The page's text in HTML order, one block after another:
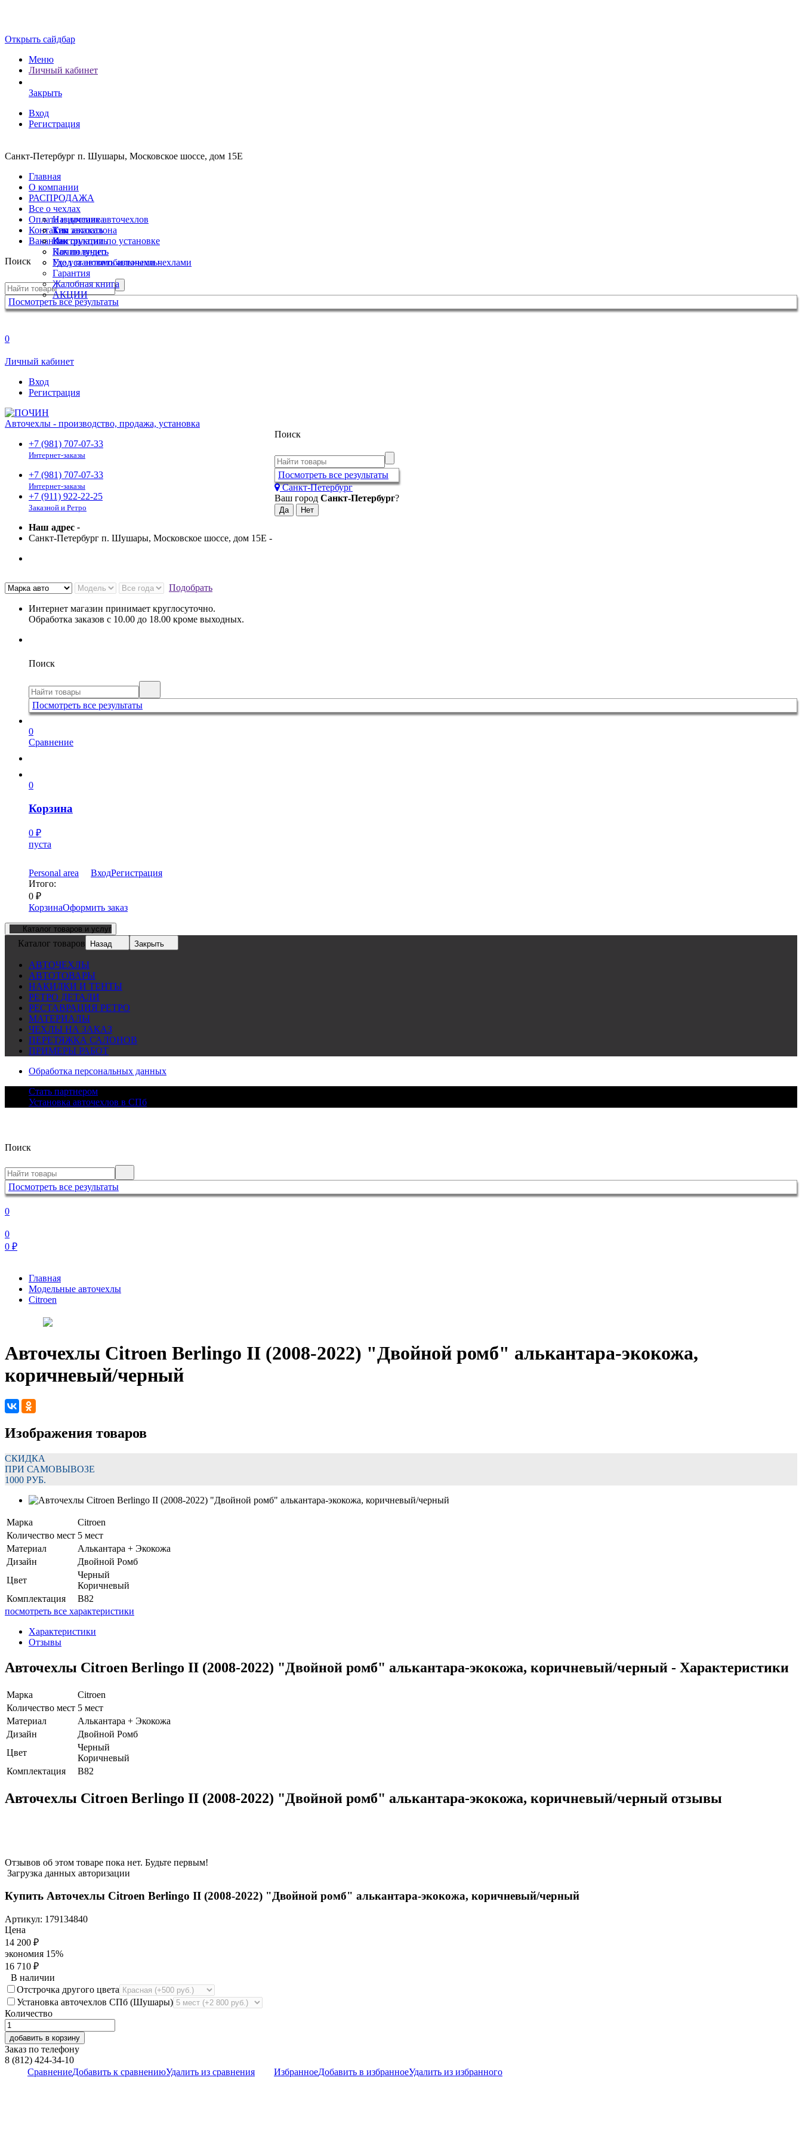
Открыть сайдбар
Меню
Личный кабинет
Закрыть
Вход
Регистрация
Санкт-Петербург п. Шушары, Московское шоссе, дом 15Е
Главная
О компании
РАСПРОДАЖА
Все о чехлах
Назначение авточехлов
Тип автосалона
Инструкции по установке
Почин видео
Уход за автомобильными чехлами
Оплата и доставка
Как заказать
Как оплатить
Как получить
Где установить авточехлы
Гарантия
Жалобная книга
АКЦИИ
Контакты
Вакансии
Поиск
Посмотреть все результаты
0
Личный кабинет
Вход
Регистрация
Авточехлы - производство, продажа, установка
+7 (981) 707-07-33
Интернет-заказы
+7 (981) 707-07-33
Интернет-заказы
+7 (911) 922-22-25
Заказной и Ретро
Наш адрес -
Санкт-Петербург п. Шушары, Московское шоссе, дом 15Е -
Поиск
Посмотреть все результаты
Санкт-Петербург
Ваш город Санкт-Петербург?
Подобрать
Интернет магазин принимает круглосуточно.
Обработка заказов с 10.00 до 18.00 кроме выходных.
Поиск
Посмотреть все результаты
0
Сравнение
0
Корзина
0 ₽
пуста
Personal area ВходРегистрация
Итого:
0 ₽
КорзинаОформить заказ
Каталог товаров и услуг
Каталог товаров Назад Закрыть
АВТОЧЕХЛЫ
АВТОТОВАРЫ
НАКИДКИ И ТЕНТЫ
РЕТРО ДЕТАЛИ
РЕСТАВРАЦИЯ РЕТРО
МАТЕРИАЛЫ
ЧЕХЛЫ НА ЗАКАЗ
ПЕРЕТЯЖКА САЛОНОВ
ПРИМЕРЫ РАБОТ
Обработка персональных данных
Стать партнером
Установка авточехлов в СПб
Поиск
Посмотреть все результаты
0
0
0 ₽
Главная
Модельные авточехлы
Citroen
Авточехлы Citroen Berlingo II (2008-2022) "Двойной ромб" алькантара-экокожа,
коричневый/черный
Изображения товаров
СКИДКА
ПРИ САМОВЫВОЗЕ
1000 РУБ.
Марка
Citroen
Количество мест 5 мест
Материал
Алькантара + Экокожа
Дизайн
Двойной Ромб
Цвет
Черный
Коричневый
Комплектация
B82
посмотреть все характеристики
Характеристики
Отзывы
Авточехлы Citroen Berlingo II (2008-2022) "Двойной ромб" алькантара-экокожа, коричневый/черный - Характеристики
Марка
Citroen
Количество мест 5 мест
Материал
Алькантара + Экокожа
Дизайн
Двойной Ромб
Цвет
Черный
Коричневый
Комплектация
B82
Авточехлы Citroen Berlingo II (2008-2022) "Двойной ромб" алькантара-экокожа, коричневый/черный отзывы
Отзывов об этом товаре пока нет. Будьте первым!
Загрузка данных авторизации
Купить Авточехлы Citroen Berlingo II (2008-2022) "Двойной ромб" алькантара-экокожа, коричневый/черный
Артикул: 179134840
Цена
14 200 ₽
экономия 15%
16 710 ₽
В наличии
Отстрочка другого цвета
Установка авточехлов СПб (Шушары)
Количество
добавить в корзину
Заказ по телефону
8 (812) 424-34-10
СравнениеДобавить к сравнениюУдалить из сравнения ИзбранноеДобавить в избранноеУдалить из избранного